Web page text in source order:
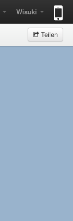
Wisuki
Teilen